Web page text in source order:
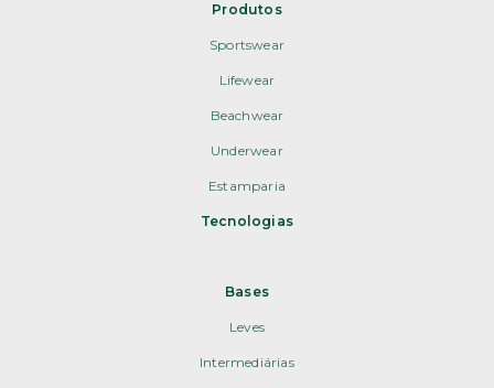
Produtos
Sportswear
Lifewear
Beachwear
Underwear
Estamparia
Tecnologias
Bases
Leves
Intermediárias